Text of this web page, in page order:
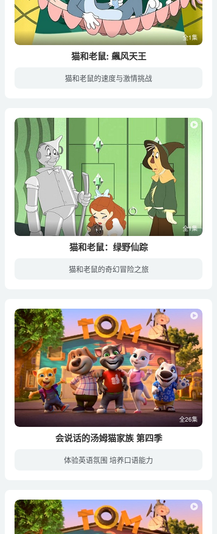
全1集
猫和老鼠: 飆风天王
猫和老鼠的速度与激情挑战
全1集
猫和老鼠：绿野仙踪
猫和老鼠的奇幻冒险之旅
全26集
会说话的汤姆猫家族 第四季
体验英语氛围 培养口语能力